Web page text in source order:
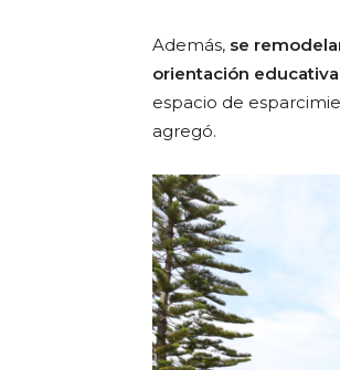
Además, se
orientación educativa
espacio de
agregó.